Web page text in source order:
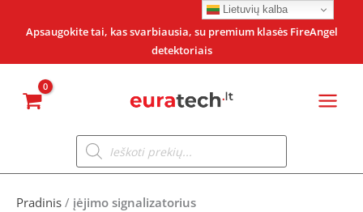
Apsaugokite tai, kas svarbiausia, su premium klasės FireAngel
detektoriais
Products
search
Pradinis / įėjimo signalizatorius
Lietuvių kalba